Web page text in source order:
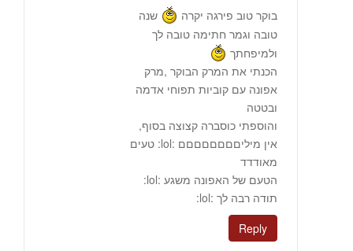
בוקר טוב פירגה יקרה
שנה
טובה וגמר חתימה טובה לך
ולמיפחתך
הכנתי את המרק הבוקר ,מרק
אפונה עם קוביות תפוחי אדמה
ובטטה
והוספתי כוסברה קצוצה בסוף,
אין מיליםםםםםםםם :lol: טעים
מאודדד
הטעם של האפונה משגע :lol:
תודה רבה לך :lol:
Reply